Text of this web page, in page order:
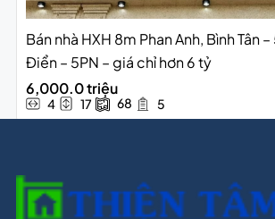
Bán nhà HXH 8m Phan Anh, Bình Tân
Điển – 5PN – giá chỉ hơn 6 tỷ
6,000.0 triệu
4 17 68 5